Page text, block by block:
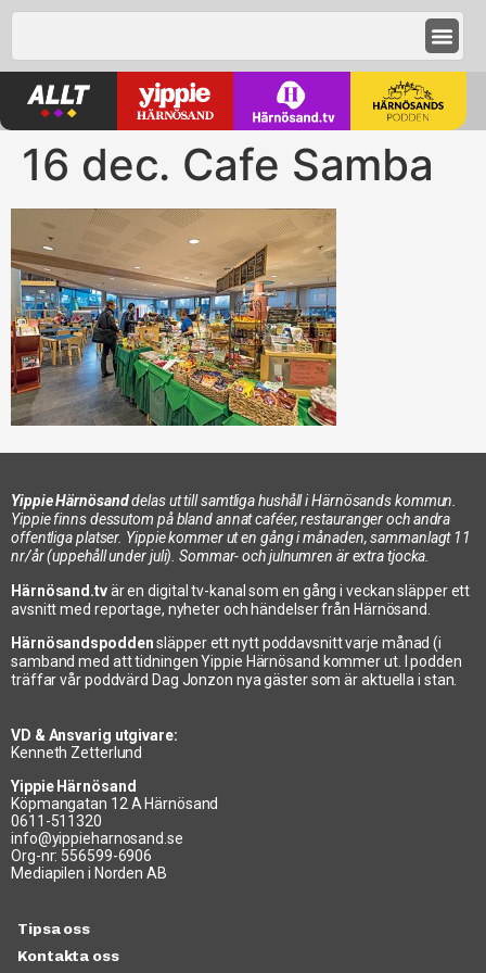
16 dec. Cafe Samba
Yippie Härnösanddelas ut till samtliga hushåll i Härnösands kommun.
Yippie finns dessutom på bland annat caféer, restauranger och andra
offentliga platser. Yippie kommer ut en gång i månaden, sammanlagt 11
nr/år (uppehåll under juli). Sommar- och julnumren är extra tjocka.
Härnösand.tvär en digital tv-kanal som en gång i veckan släpper ett
avsnitt med reportage, nyheter och händelser från Härnösand.
Härnösandspoddensläpper ett nytt poddavsnitt varje månad (i
samband med att tidningen Yippie Härnösand kommer ut. I podden
träffar vår poddvärd Dag Jonzon nya gäster som är aktuella i stan.
VD & Ansvarig utgivare:
Kenneth Zetterlund
Yippie Härnösand
Köpmangatan 12 A Härnösand
0611-511320
info@yippieharnosand.se
Org-nr: 556599-6906
Mediapilen i Norden AB
Tipsa oss
Kontakta oss